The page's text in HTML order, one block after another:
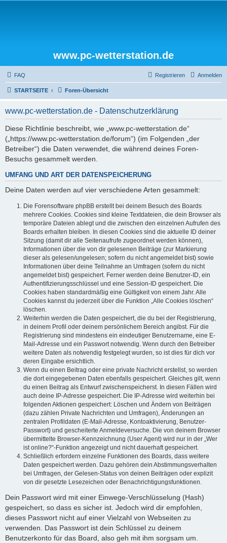
www.pc-wetterstation.de
FAQ Anmelden
Registrieren
STARTSEITE Foren-Übersicht
www.pc-wetterstation.de - Datenschutzerklärung
Diese Richtlinie beschreibt, wie „www.pc-wetterstation.de“
(„https://www.pc-wetterstation.de/forum“) (im Folgenden „der
Betreiber“) die Daten verwendet, die während deines Foren-
Besuchs gesammelt werden.
UMFANG UND ART DER DATENSPEICHERUNG
Deine Daten werden auf vier verschiedene Arten gesammelt:
Die Forensoftware phpBB erstellt bei deinem Besuch des Boards
mehrere Cookies. Cookies sind kleine Textdateien, die dein Browser als
temporäre Dateien ablegt und die zwischen den einzelnen Aufrufen des
Boards erhalten bleiben. In diesen Cookies sind die aktuelle ID deiner
Sitzung (damit dir alle Seitenaufrufe zugeordnet werden können),
Informationen über die von dir gelesenen Beiträge (zur Markierung
dieser als gelesen/ungelesen; sofern du nicht angemeldet bist) sowie
Informationen über deine Teilnahme an Umfragen (sofern du nicht
angemeldet bist) gespeichert. Ferner werden deine Benutzer-ID, ein
Authentifizierungsschlüssel und eine Session-ID gespeichert. Die
Cookies haben standardmäßig eine Gültigkeit von einem Jahr. Alle
Cookies kannst du jederzeit über die Funktion „Alle Cookies löschen“
löschen.
Weiterhin werden die Daten gespeichert, die du bei der Registrierung,
in deinem Profil oder deinem persönlichem Bereich angibst. Für die
Registrierung sind mindestens ein eindeutiger Benutzername, eine E-
Mail-Adresse und ein Passwort notwendig. Wenn durch den Betreiber
weitere Daten als notwendig festgelegt wurden, so ist dies für dich vor
deren Eingabe ersichtlich.
Wenn du einen Beitrag oder eine private Nachricht erstellst, so werden
die dort eingegebenen Daten ebenfalls gespeichert. Gleiches gilt, wenn
du einen Beitrag als Entwurf zwischenspeicherst. In diesen Fällen wird
auch deine IP-Adresse gespeichert. Die IP-Adresse wird weiterhin bei
folgenden Aktionen gespeichert: Löschen und Ändern von Beiträgen
(dazu zählen Private Nachrichten und Umfragen), Änderungen an
zentralen Profildaten (E-Mail-Adresse, Kontoaktivierung, Benutzer-
Passwort) und gescheiterte Anmeldeversuche. Die von deinem Browser
übermittelte Browser-Kennzeichnung (User Agent) wird nur in der „Wer
ist online?“-Funktion angezeigt und nicht dauerhaft gespeichert.
Schließlich erfordern einzelne Funktionen des Boards, dass weitere
Daten gespeichert werden. Dazu gehören dein Abstimmungsverhalten
bei Umfragen, der Gelesen-Status von deinen Beiträgen oder explizit
von dir gesetzte Lesezeichen oder Benachrichtigungsfunktionen.
Dein Passwort wird mit einer Einwege-Verschlüsselung (Hash)
gespeichert, so dass es sicher ist. Jedoch wird dir empfohlen,
dieses Passwort nicht auf einer Vielzahl von Webseiten zu
verwenden. Das Passwort ist dein Schlüssel zu deinem
Benutzerkonto für das Board, also geh mit ihm sorgsam um.